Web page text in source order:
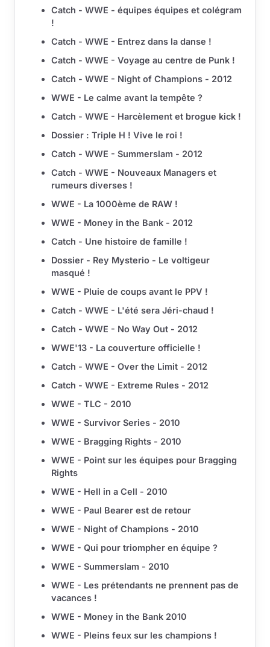
Catch - WWE - équipes équipes et colégram
!
Catch - WWE - Entrez dans la danse !
Catch - WWE - Voyage au centre de Punk !
Catch - WWE - Night of Champions - 2012
WWE - Le calme avant la tempête ?
Catch - WWE - Harcèlement et brogue kick !
Dossier : Triple H ! Vive le roi !
Catch - WWE - Summerslam - 2012
Catch - WWE - Nouveaux Managers et
rumeurs diverses !
WWE - La 1000ème de RAW !
WWE - Money in the Bank - 2012
Catch - Une histoire de famille !
Dossier - Rey Mysterio - Le voltigeur
masqué !
WWE - Pluie de coups avant le PPV !
Catch - WWE - L'été sera Jéri-chaud !
Catch - WWE - No Way Out - 2012
WWE'13 - La couverture officielle !
Catch - WWE - Over the Limit - 2012
Catch - WWE - Extreme Rules - 2012
WWE - TLC - 2010
WWE - Survivor Series - 2010
WWE - Bragging Rights - 2010
WWE - Point sur les équipes pour Bragging
Rights
WWE - Hell in a Cell - 2010
WWE - Paul Bearer est de retour
WWE - Night of Champions - 2010
WWE - Qui pour triompher en équipe ?
WWE - Summerslam - 2010
WWE - Les prétendants ne prennent pas de
vacances !
WWE - Money in the Bank 2010
WWE - Pleins feux sur les champions !